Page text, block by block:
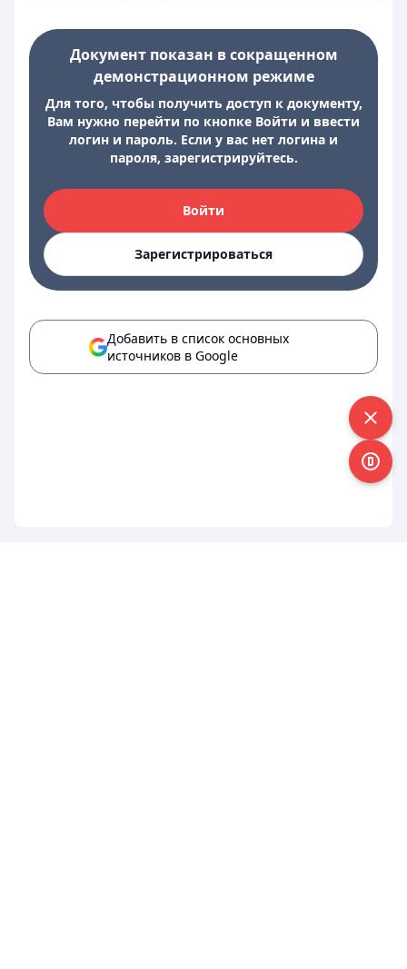
Документ показан в сокращенном
демонстрационном режиме
Для того, чтобы получить доступ к документу,
Вам нужно перейти по кнопке Войти и ввести
логин и пароль. Если у вас нет логина и
пароля, зарегистрируйтесь.
Войти
Зарегистрироваться
Добавить в список основных
источников в Google